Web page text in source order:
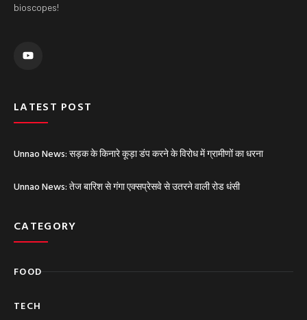
bioscopes!
u
LATEST POST
Unnao News: सड़क के किनारे कूड़ा डंप करने के विरोध में ग्रामीणों का धरना
Unnao News: तेज बारिश से गंगा एक्सप्रेसवे से उतरने वाली रोड धंसी
CATEGORY
FOOD
TECH